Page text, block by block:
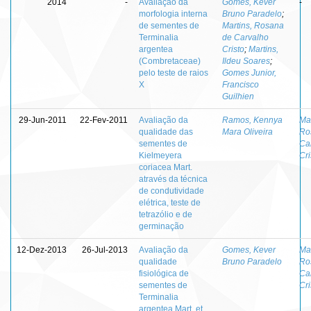
morfologia interna
de sementes de
Terminalia
argentea
(Combretaceae)
pelo teste de raios
X
Bruno Paradelo;
Martins, Rosana
de Carvalho
Cristo; Martins,
Ildeu Soares;
Gomes Junior,
Francisco
Guilhien
29-Jun-2011 22-Fev-2011
Avaliação da
qualidade das
sementes de
Kielmeyera
coriacea Mart.
através da técnica
de condutividade
elétrica, teste de
tetrazólio e de
germinação
Ramos, Kennya
Mara Oliveira
12-Dez-2013 26-Jul-2013
Avaliação da
qualidade
fisiológica de
sementes de
Terminalia
argentea Mart. et
Gomes, Kever
Bruno Paradelo